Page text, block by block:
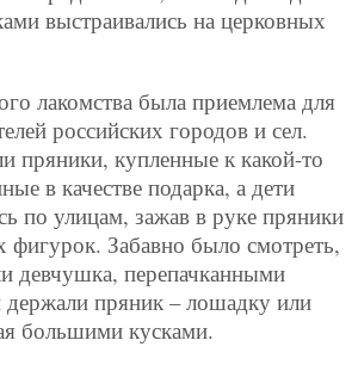
выстраивались на церковных
лакомства была приемлема для
российских городов и сел.
пряники, купленные к какой-то
в качестве подарка, а дети
по улицам, зажав в руке пряники
фигурок. Забавно было смотреть,
девчушка, перепачканными
держали пряник – лошадку или
большими кусками.